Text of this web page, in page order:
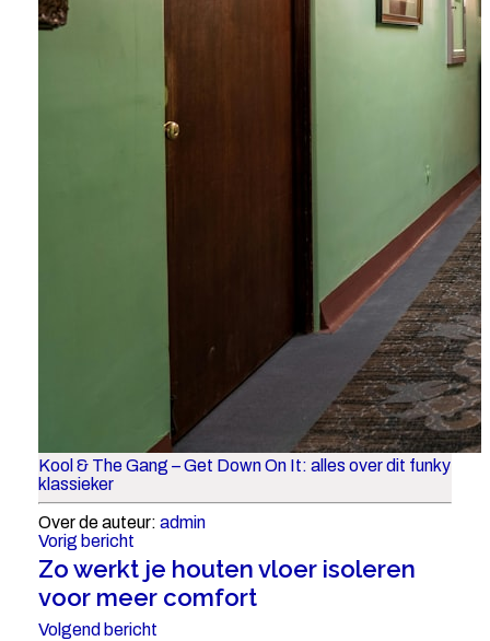
Kool & The Gang – Get Down On It: alles over dit funky
klassieker
Over de auteur: admin
Vorig bericht
Zo werkt je houten vloer isoleren
voor meer comfort
Volgend bericht